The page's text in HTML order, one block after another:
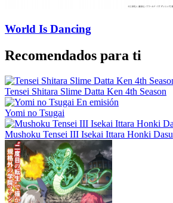
World Is Dancing
Recomendados para ti
Tensei Shitara Slime Datta Ken 4th Season
En emisión
Yomi no Tsugai
Mushoku Tensei III Isekai Ittara Honki Dasu